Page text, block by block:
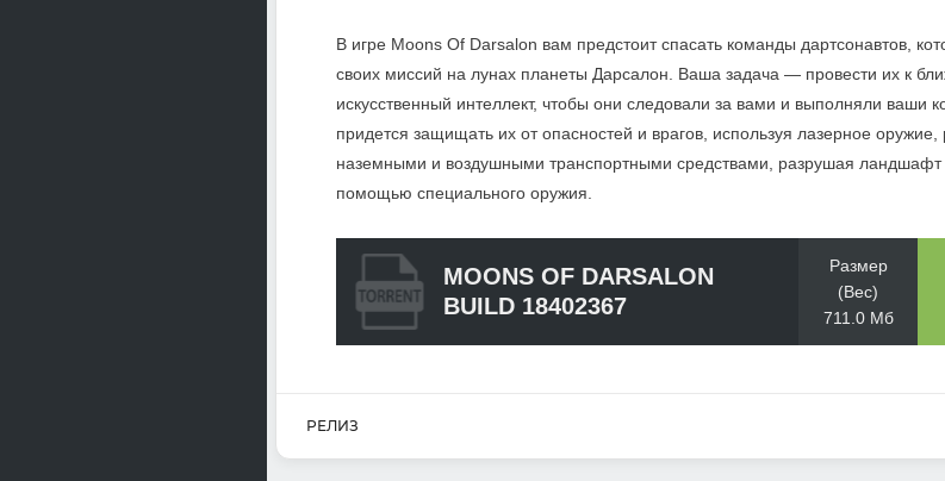
В игре Moons Of Darsalon вам предстоит спасать команды дартсонавтов,
своих миссий на лунах планеты Дарсалон. Ваша задача — провести их к
искусственный интеллект, чтобы они следовали за вами и выполняли ваши
придется защищать их от опасностей и врагов, используя лазерное
наземными и воздушными транспортными средствами, разрушая ландшафт
помощью специального оружия.
MOONS OF DARSALON
BUILD 18402367
Размер
(Вес)
711.0 Мб
РЕЛИЗ